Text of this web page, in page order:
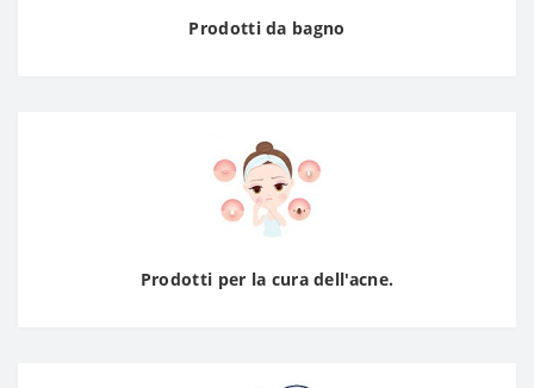
Prodotti da bagno
Prodotti per la cura dell'acne.